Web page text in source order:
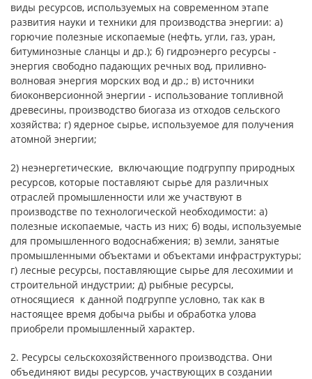
виды ресурсов, используемых на современном этапе
развития науки и техники для производства энергии: а)
горючие полезные ископаемые (нефть, угли, газ, уран,
битуминозные сланцы и др.); б) гидроэнерго ресурсы -
энергия свободно падающих речных вод, приливно-
волновая энергия морских вод и др.; в) источники
биоконверсионной энергии - использование топливной
древесины, производство биогаза из отходов сельского
хозяйства; г) ядерное сырье, используемое для получения
атомной энергии;
2) неэнергетические, включающие подгруппу природных
ресурсов, которые поставляют сырье для различных
отраслей промышленности или же участвуют в
производстве по технологической необходимости: а)
полезные ископаемые, часть из них; б) воды, используемые
для промышленного водоснабжения; в) земли, занятые
промышленными объектами и объектами инфраструктуры;
г) лесные ресурсы, поставляющие сырье для лесохимии и
строительной индустрии; д) рыбные ресурсы,
относящиеся к данной подгруппе условно, так как в
настоящее время добыча рыбы и обработка улова
приобрели промышленный характер.
2. Ресурсы сельскохозяйственного производства. Они
объединяют виды ресурсов, участвующих в создании